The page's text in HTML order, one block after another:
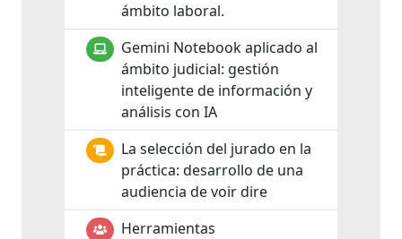
ámbito laboral.
Gemini Notebook aplicado al
ámbito judicial: gestión
inteligente de información y
análisis con IA
La selección del jurado en la
práctica: desarrollo de una
audiencia de voir dire
Herramientas